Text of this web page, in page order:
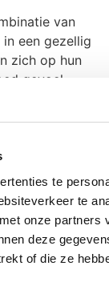
te
te
onze partners
deze
of die ze
van
een gezellig
zich op hun
gevoel
genieten van